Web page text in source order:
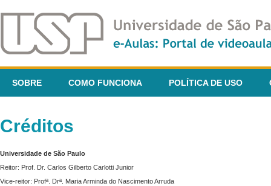
SOBRE COMO FUNCIONA POLÍTICA DE USO
Créditos
Universidade de São Paulo
Reitor: Prof. Dr. Carlos Gilberto Carlotti Junior
Vice-reitor: Profª. Drª. Maria Arminda do Nascimento Arruda